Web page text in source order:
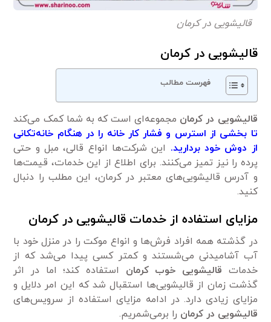
قالیشویی در کرمان
قالیشویی در کرمان
فهرست مطالب
قالیشویی در کرمان مجموعه‌ای است که به شما کمک می‌کند
تا بخشی از استرس و فشار کار خانه را در هنگام خانه‌تکانی
از دوش خود بردارید. این شرکت‌ها انواع قالی، مبل و حتی
پرده را نیز تمیز می‌کنند. برای اطلاع از این خدمات، قیمت‌ها
و آدرس قالیشویی‌های معتبر در کرمان، این مطلب را دنبال
کنید.
مزایای استفاده از خدمات قالیشویی در کرمان
در گذشته همه افراد فرش‌ها و انواع موکت را در منزل خود با
آب آشامیدنی می‌شستند و کمتر کسی پیدا می‌شد که از
خدمات قالیشویی خوب کرمان استفاده کند؛ اما در اثر
گذشت زمان از قالیشویی‌ها استقبال شد که این امر دلایل و
مزایای زیادی دارد. در ادامه مزایای استفاده از سرویس‌های
قالیشویی در کرمان را برمی‌شمریم.